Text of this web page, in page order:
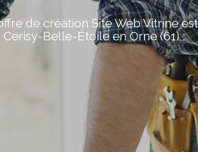
de création Site Web Vitrine
Belle-Étoile en Orne (61) :